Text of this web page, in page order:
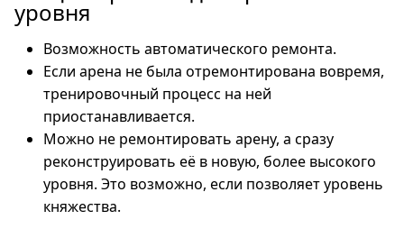
уровня
Возможность автоматического ремонта.
Если арена не была отремонтирована вовремя,
тренировочный процесс на ней
приостанавливается.
Можно не ремонтировать арену, а сразу
реконструировать её в новую, более высокого
уровня. Это возможно, если позволяет уровень
княжества.